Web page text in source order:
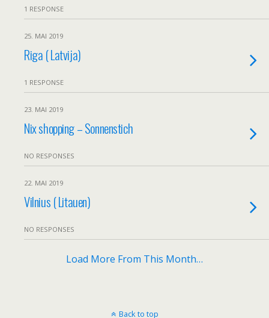
1 RESPONSE
25. MAI 2019
Riga ( Latvija)
1 RESPONSE
23. MAI 2019
Nix shopping – Sonnenstich
NO RESPONSES
22. MAI 2019
Vilnius ( Litauen)
NO RESPONSES
Load More From This Month…
Back to top